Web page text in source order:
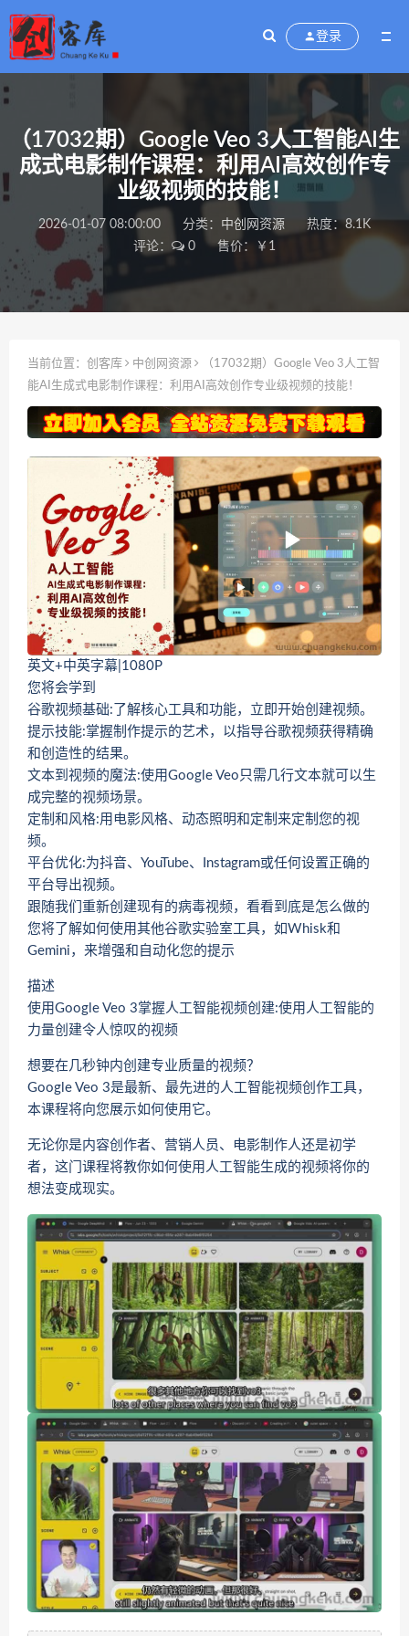
登录
（17032期）Google Veo 3人工智能AI生
成式电影制作课程：利用AI高效创作专
业级视频的技能！
2026-01-07 08:00:00 分类： 中创网资源
热度：8.1K
评论：
0 售价：￥1
当前位置： 创客库 中创网资源
（17032期）Google Veo 3人工智
能AI生成式电影制作课程：利用AI高效创作专业级视频的技能！
英文+中英字幕|1080P
您将会学到
谷歌视频基础:了解核心工具和功能，立即开始创建视频。
提示技能:掌握制作提示的艺术，以指导谷歌视频获得精确
和创造性的结果。
文本到视频的魔法:使用Google Veo只需几行文本就可以生
成完整的视频场景。
定制和风格:用电影风格、动态照明和定制来定制您的视
频。
平台优化:为抖音、YouTube、Instagram或任何设置正确的
平台导出视频。
跟随我们重新创建现有的病毒视频，看看到底是怎么做的
您将了解如何使用其他谷歌实验室工具，如Whisk和
Gemini，来增强和自动化您的提示
描述
使用Google Veo 3掌握人工智能视频创建:使用人工智能的
力量创建令人惊叹的视频
想要在几秒钟内创建专业质量的视频？
Google Veo 3是最新、最先进的人工智能视频创作工具，
本课程将向您展示如何使用它。
无论你是内容创作者、营销人员、电影制作人还是初学
者，这门课程将教你如何使用人工智能生成的视频将你的
想法变成现实。